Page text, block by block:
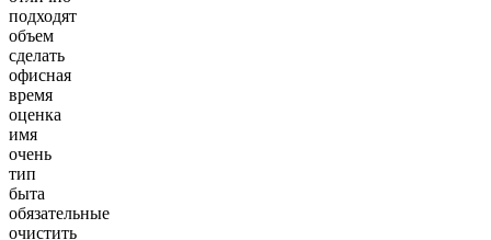
подходят
объем
сделать
офисная
время
оценка
имя
очень
тип
быта
обязательные
очистить